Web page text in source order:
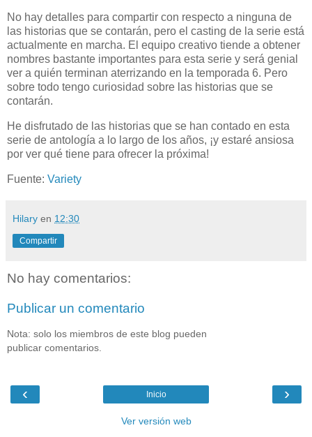
No hay detalles para compartir con respecto a ninguna de
las historias que se contarán, pero el casting de la serie está
actualmente en marcha. El equipo creativo tiende a obtener
nombres bastante importantes para esta serie y será genial
ver a quién terminan aterrizando en la temporada 6. Pero
sobre todo tengo curiosidad sobre las historias que se
contarán.
He disfrutado de las historias que se han contado en esta
serie de antología a lo largo de los años, ¡y estaré ansiosa
por ver qué tiene para ofrecer la próxima!
Fuente: Variety
Hilary en 12:30
Compartir
No hay comentarios:
Publicar un comentario
Nota: solo los miembros de este blog pueden
publicar comentarios.
‹ ›
Inicio
Ver versión web